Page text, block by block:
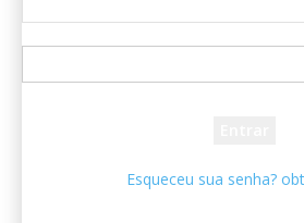
Esqueceu sua senha?